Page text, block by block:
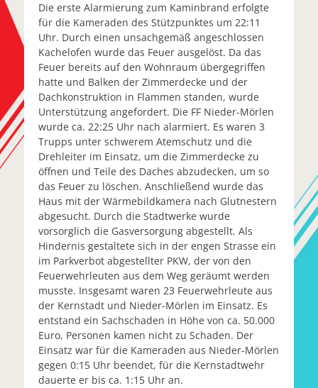
Die erste Alarmierung zum Kaminbrand erfolgte
für die Kameraden des Stützpunktes um 22:11
Uhr. Durch einen unsachgemäß angeschlossen
Kachelofen wurde das Feuer ausgelöst. Da das
Feuer bereits auf den Wohnraum übergegriffen
hatte und Balken der Zimmerdecke und der
Dachkonstruktion in Flammen standen, wurde
Unterstützung angefordert. Die FF Nieder-Mörlen
wurde ca. 22:25 Uhr nach alarmiert. Es waren 3
Trupps unter schwerem Atemschutz und die
Drehleiter im Einsatz, um die Zimmerdecke zu
öffnen und Teile des Daches abzudecken, um so
das Feuer zu löschen. Anschließend wurde das
Haus mit der Wärmebildkamera nach Glutnestern
abgesucht. Durch die Stadtwerke wurde
vorsorglich die Gasversorgung abgestellt. Als
Hindernis gestaltete sich in der engen Strasse ein
im Parkverbot abgestellter PKW, der von den
Feuerwehrleuten aus dem Weg geräumt werden
musste. Insgesamt waren 23 Feuerwehrleute aus
der Kernstadt und Nieder-Mörlen im Einsatz. Es
entstand ein Sachschaden in Höhe von ca. 50.000
Euro, Personen kamen nicht zu Schaden. Der
Einsatz war für die Kameraden aus Nieder-Mörlen
gegen 0:15 Uhr beendet, für die Kernstadtwehr
dauerte er bis ca. 1:15 Uhr an.